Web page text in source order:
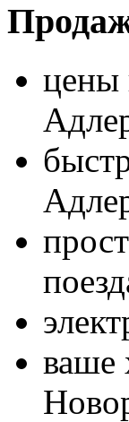
цены
ваше